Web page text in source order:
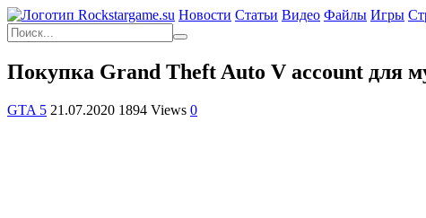
Новости Статьи Видео Файлы Игры
Покупка Grand Theft Auto V account для
GTA 5 21.07.2020 1894 Views 0